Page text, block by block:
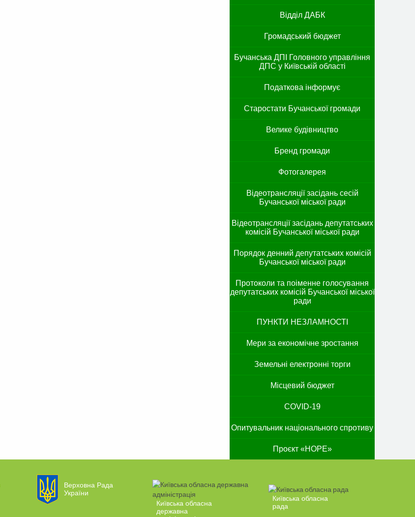
Відділ ДАБК
Громадський бюджет
Бучанська ДПІ Головного управління
ДПС у Київській області
Податкова інформує
Старостати Бучанської громади
Велике будівництво
Бренд громади
Фотогалерея
Відеотрансляції засідань сесій
Бучанської міської ради
Відеотрансляції засідань депутатських
комісій Бучанської міської ради
Порядок денний депутатських комісій
Бучанської міської ради
Протоколи та поіменне голосування
депутатських комісій Бучанської міської
ради
ПУНКТИ НЕЗЛАМНОСТІ
Мери за економічне зростання
Земельні електронні торги
Місцевий бюджет
COVID-19
Опитувальник національного спротиву
Проєкт «HOPE»
Верховна Рада
України
Київська обласна
державна
Київська обласна
рада